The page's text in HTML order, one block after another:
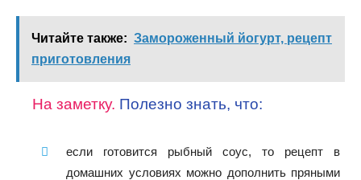
Читайте также: Замороженный йогурт, рецепт
приготовления
На заметку. Полезно знать, что:
если готовится рыбный соус, то рецепт в
домашних условиях можно дополнить пряными